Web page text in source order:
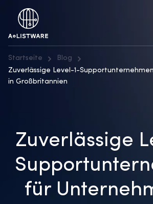
Startseite
Blog
Zuverlässige Level-1-
in Großbritannien
Zuverlässige
für